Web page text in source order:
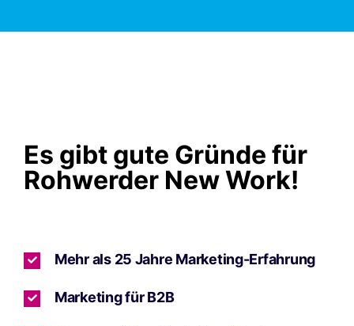
Es gibt gute Gründe für
Rohwerder New Work!
Mehr als 25 Jahre Marketing-Erfahrung
Marketing für B2B